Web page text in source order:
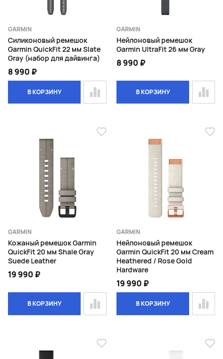
GARMIN
Силиконовый ремешок
Garmin QuickFit 22 мм Slate
Gray (набор для дайвинга)
8 990 ₽
В КОРЗИНУ
GARMIN
Нейлоновый ремешок
Garmin UltraFit 26 мм Gray
8 990 ₽
В КОРЗИНУ
GARMIN
Кожаный ремешок Garmin
QuickFit 20 мм Shale Gray
Suede Leather
19 990 ₽
В КОРЗИНУ
GARMIN
Нейлоновый ремешок
Garmin QuickFit 20 мм Cream
Heathered / Rose Gold
Hardware
19 990 ₽
В КОРЗИНУ